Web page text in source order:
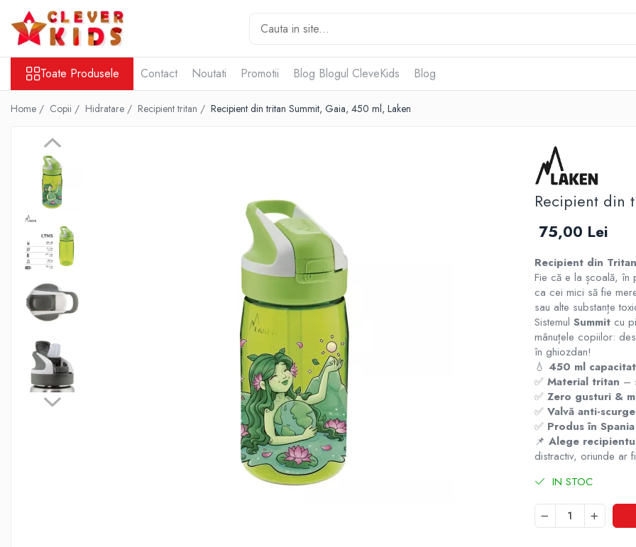
Toate Produsele
Copii
Termosuri pentru alimente
Hidratare
Sticla Aluminiu
Recipient tritan
Termosuri și recipiente termoizolante
Jucarii
Mama și copilul
Ingrijire personala
Servetele Umede Copii
Gustări Bio pentru Copii
Oja pentru copii bio
Hidratare Adulti
Recipient tritan
Toate Produsele Contact Noutati Promotii Blog Blogul CleveKids Blog
Home / Copii / Hidratare / Recipient tritan / Recipient din tritan Summit, Gaia, 450 ml, Laken
Recipient din
75,00 Lei
Recipient din
Fie că e la școală,
ca cei mici să fie
sau alte substanțe
Sistemul Summitcu
mânuțele copiilor:
în ghiozdan!
💧 450 ml
✅ Material tritan –
✅ Zero gusturi &
✅ Valvă anti-
✅ Produs în Spania
📌 Alege
distractiv, oriunde ar
IN STOC